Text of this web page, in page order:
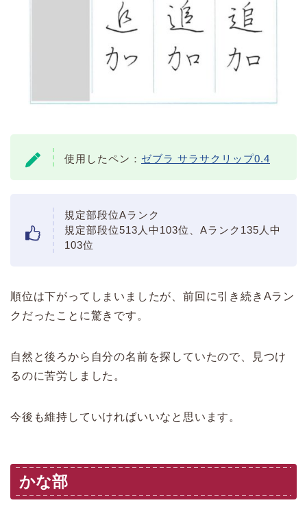
使用したペン： ゼブラ サラサクリップ0.4
規定部段位Aランク
規定部段位513人中103位、Aランク135人中
103位
順位は下がってしまいましたが、前回に引き続きAラン
クだったことに驚きです。
自然と後ろから自分の名前を探していたので、見つけ
るのに苦労しました。
今後も維持していければいいなと思います。
かな部